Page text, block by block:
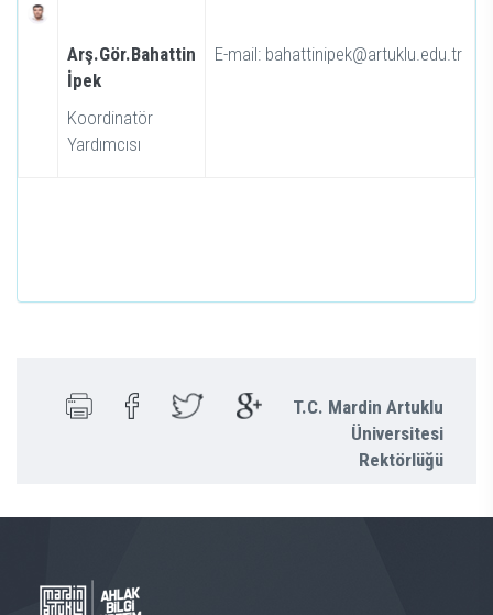
Arş.Gör.Bahattin
İpek
Koordinatör
Yardımcısı
E-mail: bahattinipek@artuklu.edu.tr
T.C. Mardin Artuklu
Üniversitesi
Rektörlüğü